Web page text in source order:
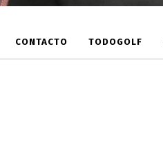
CONTACTO TODOGOLF